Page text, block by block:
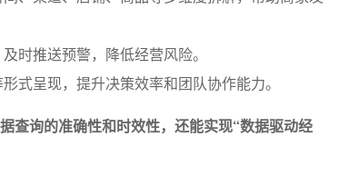
时推送预警，降低经营风险。
式呈现，提升决策效率和团队协作能力。
查询的准确性和时效性，还能实现“数据驱动经